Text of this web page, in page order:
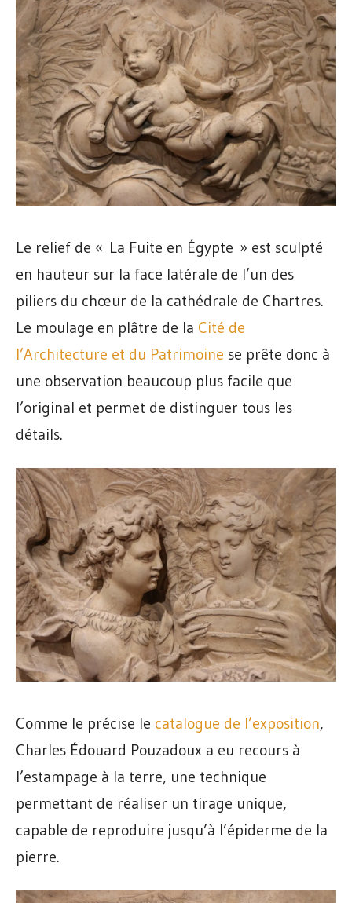
Le relief de « La Fuite en Égypte » est sculpté
en hauteur sur la face latérale de l’un des
piliers du chœur de la cathédrale de Chartres.
Le moulage en plâtre de la Cité de
l’Architecture et du Patrimoine se prête donc à
une observation beaucoup plus facile que
l’original et permet de distinguer tous les
détails.
Comme le précise le catalogue de l’exposition,
Charles Édouard Pouzadoux a eu recours à
l’estampage à la terre, une technique
permettant de réaliser un tirage unique,
capable de reproduire jusqu’à l’épiderme de la
pierre.